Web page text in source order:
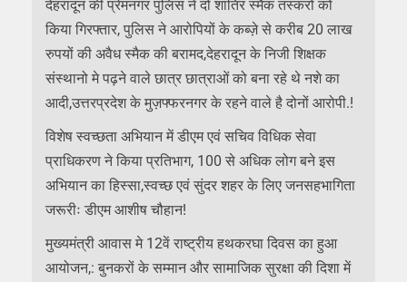
देहरादून की प्रेमनगर पुलिस ने दो शातिर स्मैक तस्करो को
किया गिरफ्तार, पुलिस ने आरोपियों के कब्ज़े से करीब 20 लाख
रुपयों की अवैध स्मैक की बरामद,देहरादून के निजी शिक्षक
संस्थानो मे पढ़ने वाले छात्र छात्राओं को बना रहे थे नशे का
आदी,उत्तरप्रदेश के मुज़फ्फरनगर के रहने वाले है दोनों आरोपी.!
विशेष स्वच्छता अभियान में डीएम एवं सचिव विधिक सेवा
प्राधिकरण ने किया प्रतिभाग, 100 से अधिक लोग बने इस
अभियान का हिस्सा,स्वच्छ एवं सुंदर शहर के लिए जनसहभागिता
जरूरीः डीएम आशीष चौहान!
मुख्यमंत्री आवास मे 12वें राष्ट्रीय हथकरघा दिवस का हुआ
आयोजन,: बुनकरों के सम्मान और सामाजिक सुरक्षा की दिशा में